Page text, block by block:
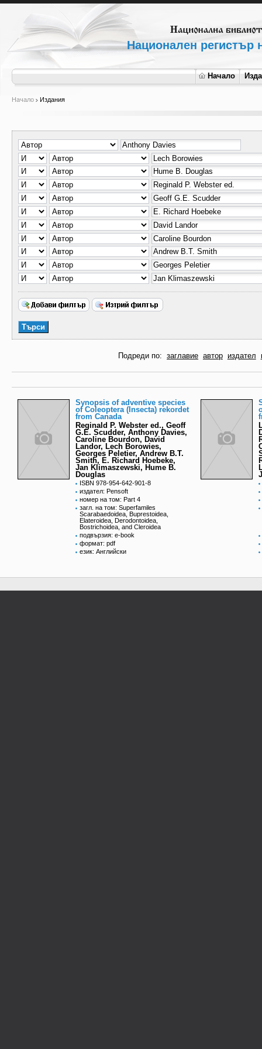
Национален регистър
Начало
Начало Издания
Подреди по: заглавие автор издател
Synopsis of adventive species
of Coleoptera (Insecta) rekordet
from Canada
Reginald P. Webster ed., Geoff
G.E. Scudder, Anthony Davies,
Caroline Bourdon, David
Landor, Lech Borowies,
Georges Peletier, Andrew B.T.
Smith, E. Richard Hoebeke,
Jan Klimaszewski, Hume B.
Douglas
ISBN 978-954-642-901-8
издател: Pensoft
номер на том: Part 4
загл. на том: Superfamiles
Scarabaedoidea, Buprestoidea,
Elateroidea, Derodontoidea,
Bostrichoidea, and Cleroidea
подвързия: e-book
формат: pdf
език: Английски